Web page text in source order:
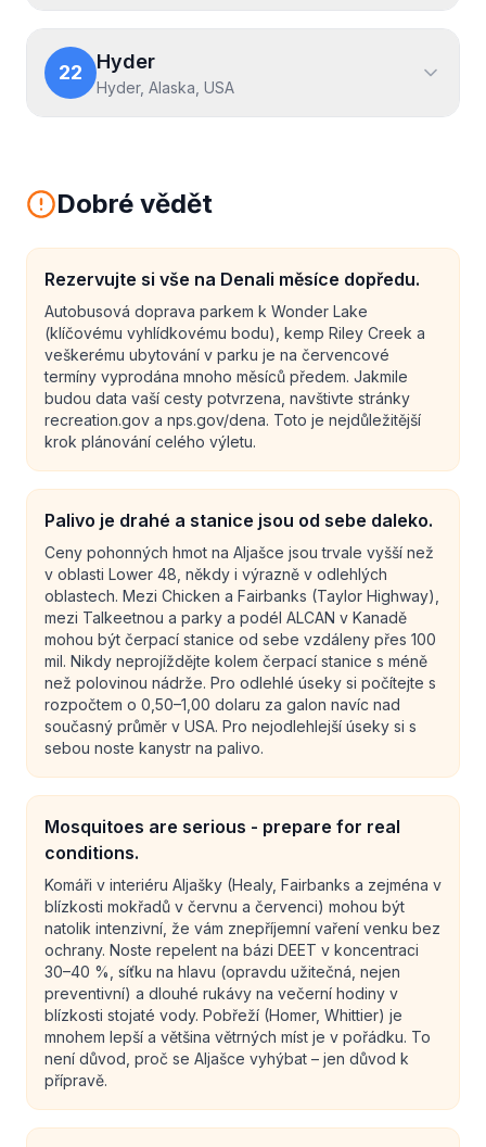
22 Hyder
Hyder, Alaska, USA
Dobré vědět
Rezervujte si vše na Denali měsíce dopředu.
Autobusová doprava parkem k Wonder Lake
(klíčovému vyhlídkovému bodu), kemp Riley Creek a
veškerému ubytování v parku je na červencové
termíny vyprodána mnoho měsíců předem. Jakmile
budou data vaší cesty potvrzena, navštivte stránky
recreation.gov a nps.gov/dena. Toto je nejdůležitější
krok plánování celého výletu.
Palivo je drahé a stanice jsou od sebe daleko.
Ceny pohonných hmot na Aljašce jsou trvale vyšší než
v oblasti Lower 48, někdy i výrazně v odlehlých
oblastech. Mezi Chicken a Fairbanks (Taylor Highway),
mezi Talkeetnou a parky a podél ALCAN v Kanadě
mohou být čerpací stanice od sebe vzdáleny přes 100
mil. Nikdy neprojíždějte kolem čerpací stanice s méně
než polovinou nádrže. Pro odlehlé úseky si počítejte s
rozpočtem o 0,50–1,00 dolaru za galon navíc nad
současný průměr v USA. Pro nejodlehlejší úseky si s
sebou noste kanystr na palivo.
Mosquitoes are serious - prepare for real
conditions.
Komáři v interiéru Aljašky (Healy, Fairbanks a zejména v
blízkosti mokřadů v červnu a červenci) mohou být
natolik intenzivní, že vám znepříjemní vaření venku bez
ochrany. Noste repelent na bázi DEET v koncentraci
30–40 %, síťku na hlavu (opravdu užitečná, nejen
preventivní) a dlouhé rukávy na večerní hodiny v
blízkosti stojaté vody. Pobřeží (Homer, Whittier) je
mnohem lepší a většina větrných míst je v pořádku. To
není důvod, proč se Aljašce vyhýbat – jen důvod k
přípravě.